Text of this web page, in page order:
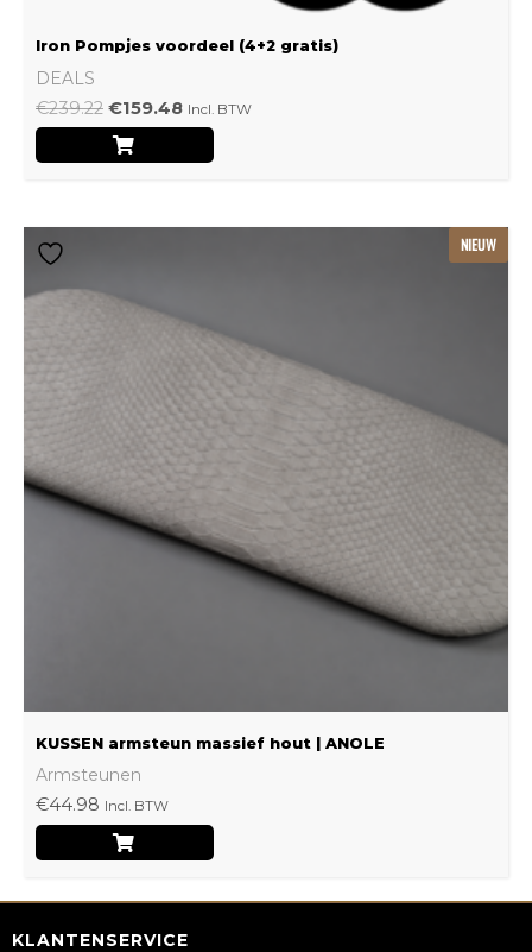
Iron Pompjes voordeel (4+2 gratis)
DEALS
€239.22 €159.48 Incl. BTW
NIEUW
KUSSEN armsteun massief hout | ANOLE
Armsteunen
€44.98 Incl. BTW
meerdere
gekozen
worden
KLANTENSERVICE